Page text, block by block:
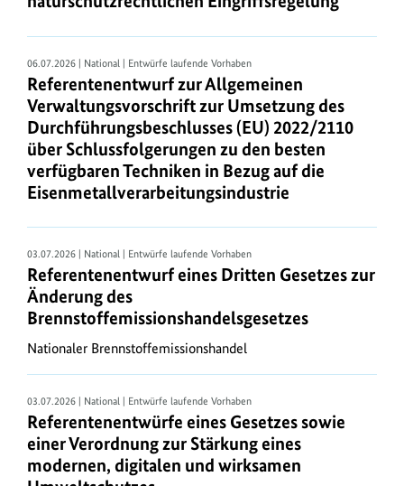
nur
im
Bundesgesetzblatt
.
Die
neuen
Vorschriften
des
Bundes,
den
letzten
sechs
Monaten
in
Kraft
getreten
sind,
erreichen
Sie
06.07.2026 | National | Entwürfe laufende Vorhaben
Referentenentwurf zur Allgemeinen
Verwaltungsvorschrift zur Umsetzung des
Durchführungsbeschlusses (EU) 2022/2110
über Schlussfolgerungen zu den besten
verfügbaren Techniken in Bezug auf die
Eisenmetallverarbeitungsindustrie
03.07.2026 | National | Entwürfe laufende Vorhaben
Referentenentwurf eines Dritten Gesetzes zur
Änderung des
Brennstoffemissionshandelsgesetzes
Nationaler Brennstoffemissionshandel
03.07.2026 | National | Entwürfe laufende Vorhaben
Referentenentwürfe eines Gesetzes sowie
einer Verordnung zur Stärkung eines
modernen, digitalen und wirksamen